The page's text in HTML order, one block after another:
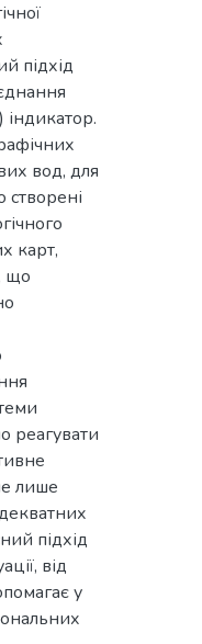
підхід
індикатор.
вод, для
карт,
що
реагувати
лише
підхід
від
у